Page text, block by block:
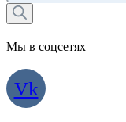
товаров
Мы в соцсетях
Vk